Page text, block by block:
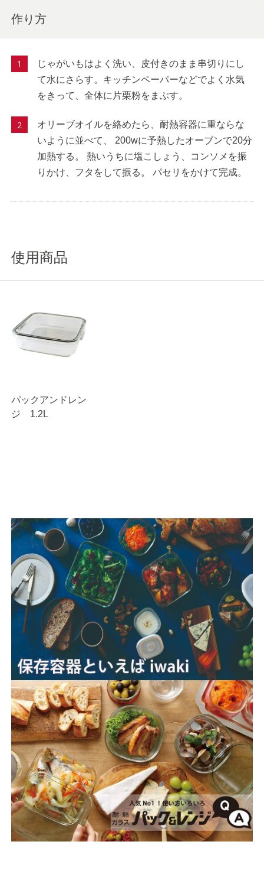
作り方
じゃがいもはよく洗い、皮付きのまま串切りにし
て水にさらす。キッチンペーパーなどでよく水気
をきって、全体に片栗粉をまぶす。
オリーブオイルを絡めたら、耐熱容器に重ならな
いように並べて、 200wに予熱したオーブンで20分
加熱する。 熱いうちに塩こしょう、コンソメを振
りかけ、フタをして振る。 パセリをかけて完成。
使用商品
パックアンドレン
ジ 1.2L